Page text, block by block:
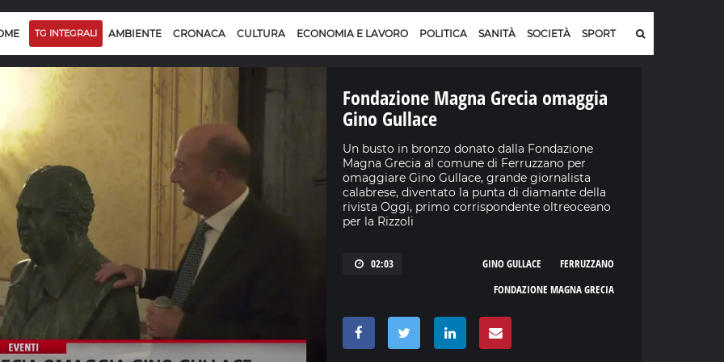
TG INTEGRALI AMBIENTE CRONACA CULTURA ECONOMIA E LAVORO POLITICA SANITÀ SOCIETÀ SPORT
Fondazione Magna Grecia omaggia
Gino Gullace
Un busto in bronzo donato dalla Fondazione
Magna Grecia al comune di Ferruzzano per
omaggiare Gino Gullace, grande giornalista
calabrese, diventato la punta di diamante della
rivista Oggi, primo corrispondente oltreoceano
per la Rizzoli
02:03 FERRUZZANO
GINO GULLACE
FONDAZIONE MAGNA GRECIA